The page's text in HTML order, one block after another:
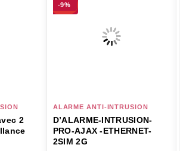
2
-9%
ALARME ANTI-INTRUSION
D’ALARME-INTRUSION-
PRO-AJAX -ETHERNET-
2SIM 2G